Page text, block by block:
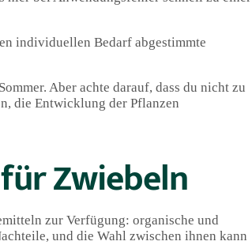
individuellen Bedarf abgestimmte
Aber achte darauf, dass du nicht zu
die Entwicklung der Pflanzen
Zwiebeln
zur Verfügung: organische und
und die Wahl zwischen ihnen kann